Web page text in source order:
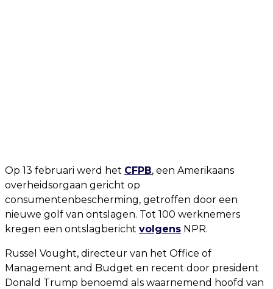
Op 13 februari werd het CFPB, een Amerikaans
overheidsorgaan gericht op
consumentenbescherming, getroffen door een
nieuwe golf van ontslagen. Tot 100 werknemers
kregen een ontslagbericht volgens NPR.
Russel Vought, directeur van het Office of
Management and Budget en recent door president
Donald Trump benoemd als waarnemend hoofd van